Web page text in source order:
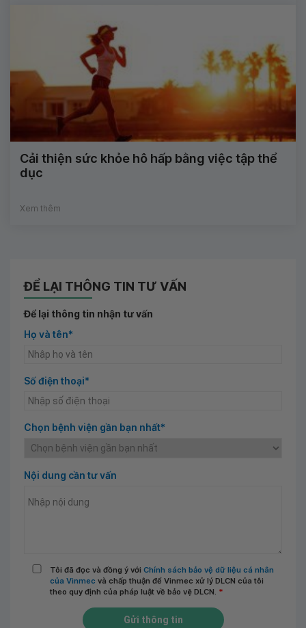
Cải thiện sức khỏe hô hấp bằng việc tập thể
dục
Xem thêm
ĐỂ LẠI THÔNG TIN TƯ VẤN
Để lại thông tin nhận tư vấn
Họ và tên*
Số điện thoại*
Chọn bệnh viện gần bạn nhất*
Nội dung cần tư vấn
Tôi đã đọc và đồng ý với Chính sách bảo vệ dữ liệu cá nhân
của Vinmec và chấp thuận để Vinmec xử lý DLCN của tôi
theo quy định của pháp luật về bảo vệ DLCN. *
Gửi thông tin